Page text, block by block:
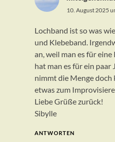
10. August 2025
Lochband ist so was
und Klebeband.
an, weil man es für
hat man es für ein paar
nimmt die Menge
etwas zum
Liebe Grüße zurück!
Sibylle
ANTWORTEN